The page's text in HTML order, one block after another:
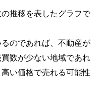
推移を表したグラフで
のであれば、不動産が
数が少ない地域であれ
い価格で売れる可能性